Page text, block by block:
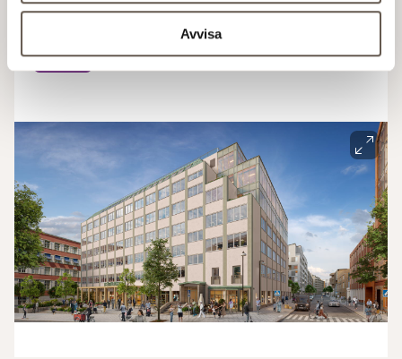
Avvisa
passa alla samtidens behov.
Läs mer